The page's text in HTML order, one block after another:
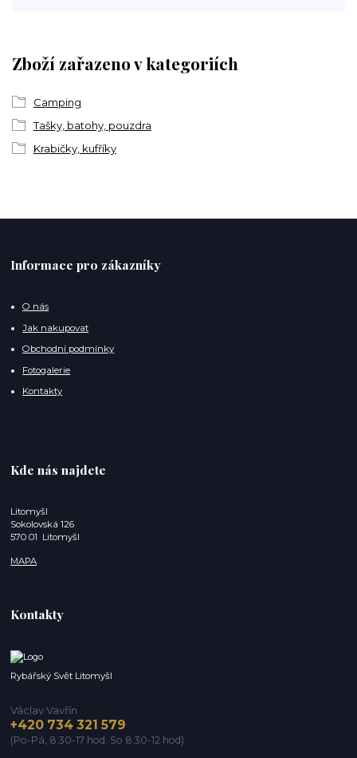
Zboží zařazeno v kategoriích
Camping
Tašky, batohy, pouzdra
Krabičky, kufříky
Informace pro zákazníky
O nás
Jak nakupovat
Obchodní podmínky
Fotogalerie
Kontakty
Kde nás najdete
Litomyšl
Sokolovská 126
570 01 Litomyšl
MAPA
Kontakty
Rybářský Svět Litomyšl
Václav Vavřín
+420 734 321 579
(Po-Pá, 8:30-17 hod. So 8:30-12 hod)